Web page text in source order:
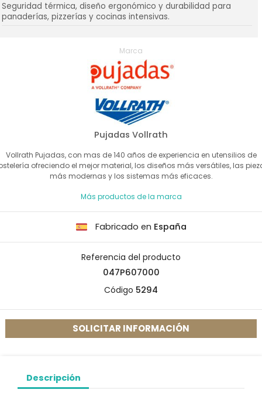
Seguridad térmica, diseño ergonómico y durabilidad para
panaderías, pizzerías y cocinas intensivas.
Marca
Pujadas Vollrath
Vollrath Pujadas, con mas de 140 años de experiencia en utensilios de
ofreciendo el mejor material, los diseños más versátiles, las
más modernas y los sistemas más eficaces.
Más productos de la marca
Fabricado en España
Referencia del producto
047P607000
Código 5294
SOLICITAR INFORMACIÓN
Descripción